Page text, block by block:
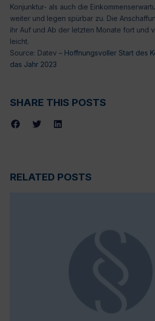
Konjunktur- als auch die
weiter und legen spürbar zu. Die
ihr Auf und Ab der letzten Monate fort und
leicht.
Source: Datev – Hoffnungsvoller Start des
das Jahr 2023
SHARE THIS POSTS
RELATED POSTS